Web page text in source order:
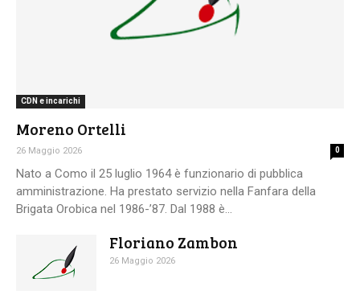
CDN e incarichi
Moreno Ortelli
26 Maggio 2026 0
Nato a Como il 25 luglio 1964 è funzionario di pubblica
amministrazione. Ha prestato servizio nella Fanfara della
Brigata Orobica nel 1986-’87. Dal 1988 è...
Floriano Zambon
26 Maggio 2026